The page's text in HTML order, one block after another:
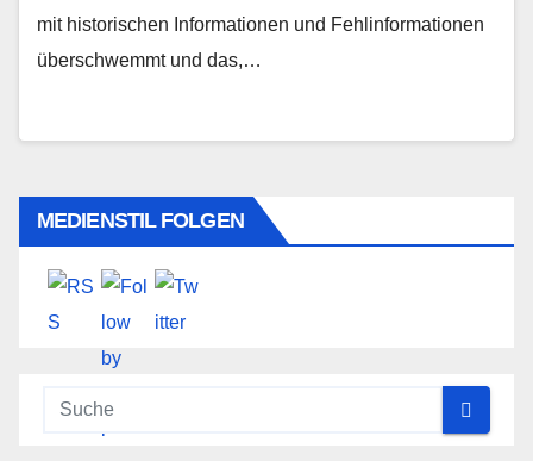
mit historischen Informationen und Fehlinformationen
überschwemmt und das,…
MEDIENSTIL FOLGEN